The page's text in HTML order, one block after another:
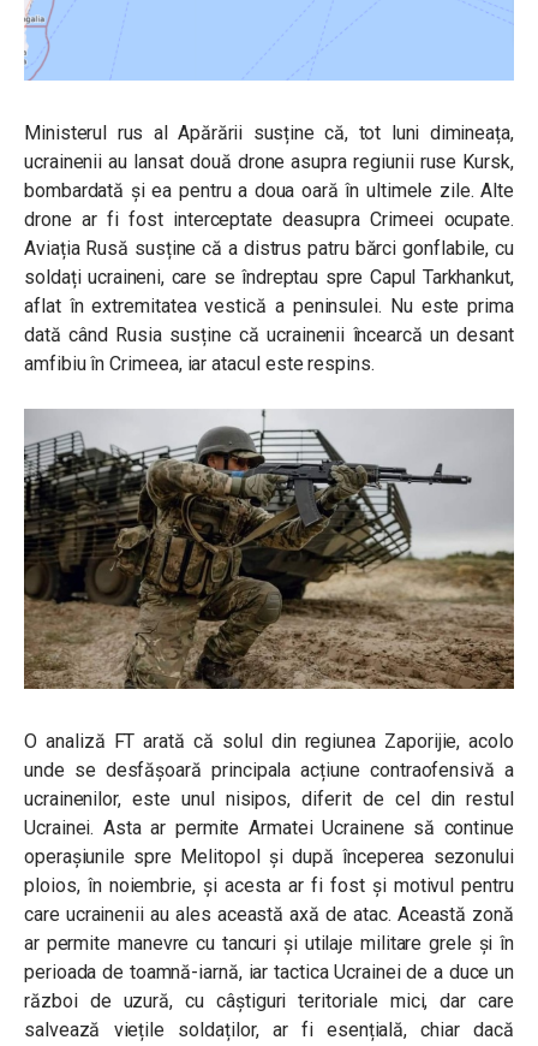
Ministerul rus al Apărării susține că, tot luni dimineața,
ucrainenii au lansat două drone asupra regiunii ruse Kursk,
bombardată și ea pentru a doua oară în ultimele zile. Alte
drone ar fi fost interceptate deasupra Crimeei ocupate.
Aviația Rusă susține că a distrus patru bărci gonflabile, cu
soldați ucraineni, care se îndreptau spre Capul Tarkhankut,
aflat în extremitatea vestică a peninsulei. Nu este prima
dată când Rusia susține că ucrainenii încearcă un desant
amfibiu în Crimeea, iar atacul este respins.
O analiză FT arată că solul din regiunea Zaporijie, acolo
unde se desfășoară principala acțiune contraofensivă a
ucrainenilor, este unul nisipos, diferit de cel din restul
Ucrainei. Asta ar permite Armatei Ucrainene să continue
operașiunile spre Melitopol și după începerea sezonului
ploios, în noiembrie, și acesta ar fi fost și motivul pentru
care ucrainenii au ales această axă de atac. Această zonă
ar permite manevre cu tancuri și utilaje militare grele și în
perioada de toamnă-iarnă, iar tactica Ucrainei de a duce un
război de uzură, cu câștiguri teritoriale mici, dar care
salvează viețile soldaților, ar fi esențială, chiar dacă